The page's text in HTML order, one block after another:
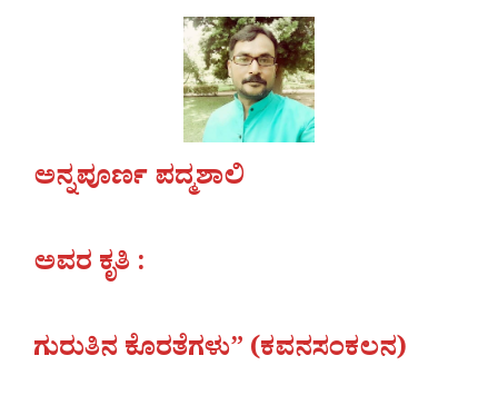
ಅನ್ನಪೂರ್ಣ ಪದ್ಮಶಾಲಿ
ಅವರ ಕೃತಿ :
ಗುರುತಿನ ಕೊರತೆಗಳು” (ಕವನಸಂಕಲನ)